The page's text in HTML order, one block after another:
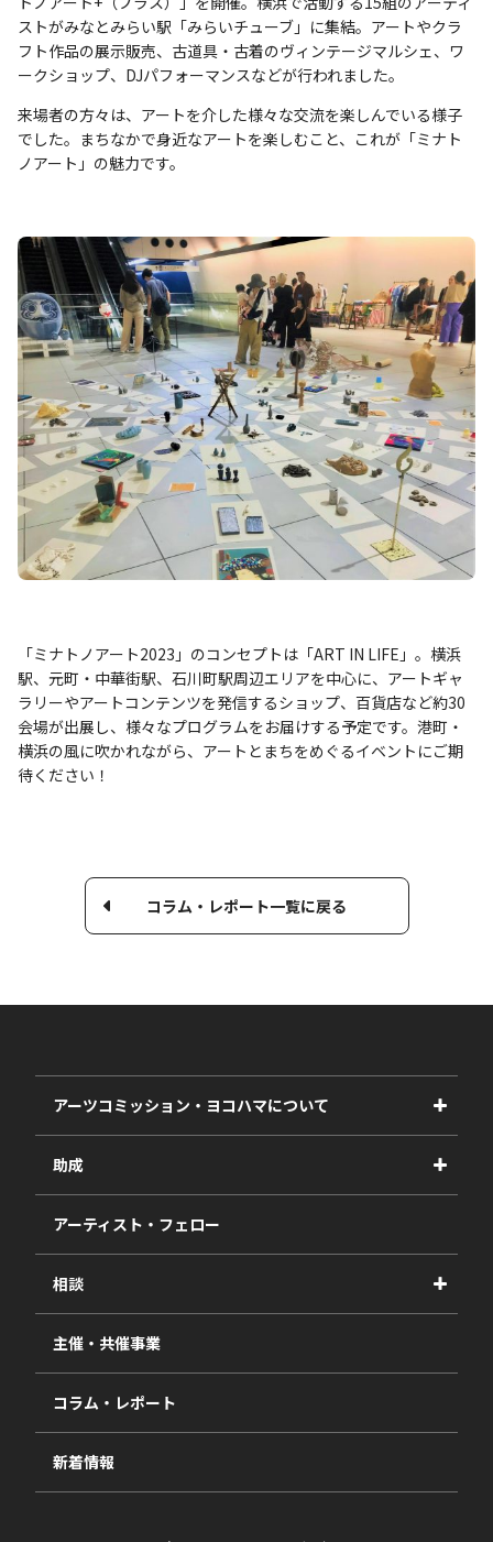
ストがみなとみらい駅「みらいチューブ」に集結。アートやクラ
フト作品の展示販売、古道具・古着のヴィンテージマルシェ、ワ
ークショップ、DJパフォーマンスなどが行われました。
来場者の方々は、アートを介した様々な交流を楽しんでいる様子
でした。まちなかで身近なアートを楽しむこと、これが「ミナト
ノアート」の魅力です。
「ミナトノアート2023」のコンセプトは「ART IN LIFE」。横浜
駅、元町・中華街駅、石川町駅周辺エリアを中心に、アートギャ
ラリーやアートコンテンツを発信するショップ、百貨店など約30
会場が出展し、様々なプログラムをお届けする予定です。港町・
横浜の風に吹かれながら、アートとまちをめぐるイベントにご期
待ください！
コラム・レポート一覧に戻る
アーツコミッション・ヨコハマについて
事業紹介
事業報告書
助成
2027年度
2026年度
2025年度
2024年度
2023年度
過去の採択一覧
アーティスト・フェロー
相談
視察・ヒアリング・研究
相談依頼フォーム
主催・共催事業
コラム・レポート
新着情報